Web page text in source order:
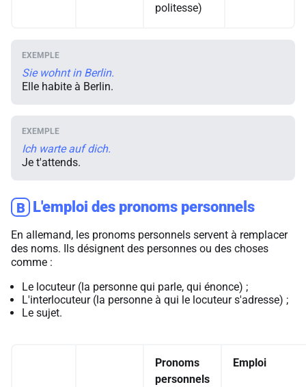
politesse)
Sie wohnt in Berlin.
Elle habite à Berlin.
Ich warte auf dich.
Je t'attends.
B L'emploi des pronoms personnels
En allemand, les pronoms personnels servent à remplacer
des noms. Ils désignent des personnes ou des choses
comme :
Le locuteur (la personne qui parle, qui énonce) ;
L'interlocuteur (la personne à qui le locuteur s'adresse) ;
Le sujet.
Pronoms
personnels
Emploi